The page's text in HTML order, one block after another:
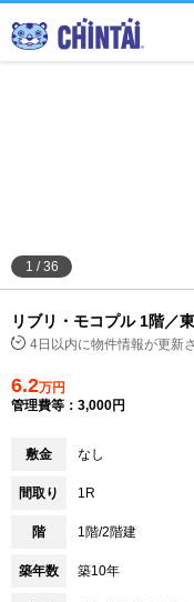
1 /36
リブリ・モコプル 1階／
4日以内に物件情報が更新
6.2万円
管理費等：3,000円
敷金 なし
間取り 1R
階 1階/2階建
築年数 築10年